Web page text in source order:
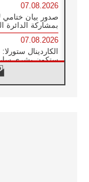
07.08.2026
صدور بيان
بمشاركة الدائرة
07.08.2026
الكاردينال
ستكون بشرى سارة
الفاتيكان يعلن